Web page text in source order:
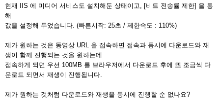
현재 IIS 에 미디어 서비스도 설치해둔 상태이고, [비트 전송률 제한] 을 통
해
값을 설정해 두었습니다. (빠른시작: 25초 / 제한속도 : 110%)
제가 원하는 것은 동영상 URL 을 접속하면 접속과 동시에 다운로드와 재
생이 함께 진행되는 것을 원하는데
접속하게 되면 우선 100MB 를 브라우저에서 다운로드 후에 또 조금씩 다
운로드 되면서 재생이 진행됩니다.
제가 원하는 것처럼 다운로드와 재생을 동시에 진행할 순 없나요?